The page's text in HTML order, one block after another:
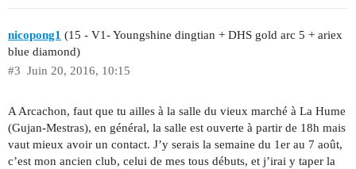
nicopong1 (15 - V1- Youngshine dingtian + DHS gold arc 5 + ariex
blue diamond)
Juin 20, 2016, 10:15
#3
A Arcachon, faut que tu ailles à la salle du vieux marché à La Hume
(Gujan-Mestras), en général, la salle est ouverte à partir de 18h mais
vaut mieux avoir un contact. J’y serais la semaine du 1er au 7 août,
c’est mon ancien club, celui de mes tous débuts, et j’irai y taper la